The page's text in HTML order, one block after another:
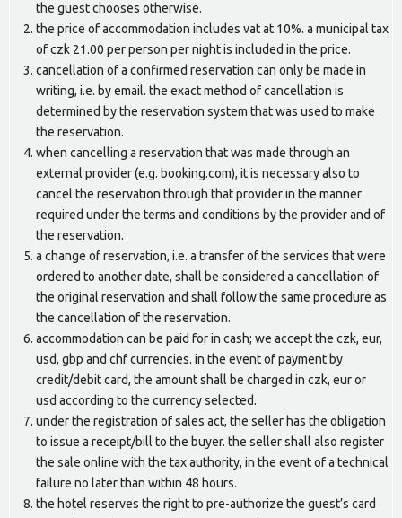
the guest chooses otherwise.
the price of accommodation includes vat at 10%. a municipal tax
of czk 21.00 per person per night is included in the price.
cancellation of a confirmed reservation can only be made in
writing, i.e. by email. the exact method of cancellation is
determined by the reservation system that was used to make
the reservation.
when cancelling a reservation that was made through an
external provider (e.g. booking.com), it is necessary also to
cancel the reservation through that provider in the manner
required under the terms and conditions by the provider and of
the reservation.
a change of reservation, i.e. a transfer of the services that were
ordered to another date, shall be considered a cancellation of
the original reservation and shall follow the same procedure as
the cancellation of the reservation.
accommodation can be paid for in cash; we accept the czk, eur,
usd, gbp and chf currencies. in the event of payment by
credit/debit card, the amount shall be charged in czk, eur or
usd according to the currency selected.
under the registration of sales act, the seller has the obligation
to issue a receipt/bill to the buyer. the seller shall also register
the sale online with the tax authority, in the event of a technical
failure no later than within 48 hours.
the hotel reserves the right to pre-authorize the guest’s card